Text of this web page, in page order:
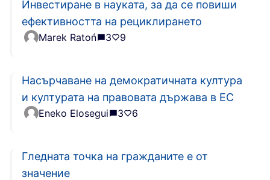
Инвестиране в науката, за да се повиши
ефективността на рециклирането
Marek Ratoń 3 9
Насърчаване на демократичната култура
и културата на правовата държава в ЕС
Eneko Elosegui 3 6
Гледната точка на гражданите е от
значение